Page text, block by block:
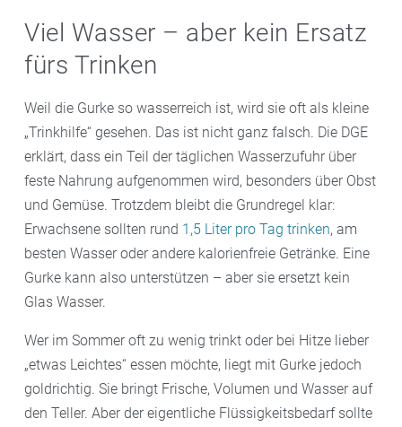
Viel Wasser – aber kein Ersatz
fürs Trinken
Weil die Gurke so wasserreich ist, wird sie oft als kleine
„Trinkhilfe“ gesehen. Das ist nicht ganz falsch. Die DGE
erklärt, dass ein Teil der täglichen Wasserzufuhr über
feste Nahrung aufgenommen wird, besonders über Obst
und Gemüse. Trotzdem bleibt die Grundregel klar:
Erwachsene sollten rund 1,5 Liter pro Tag trinken, am
besten Wasser oder andere kalorienfreie Getränke. Eine
Gurke kann also unterstützen – aber sie ersetzt kein
Glas Wasser.
Wer im Sommer oft zu wenig trinkt oder bei Hitze lieber
„etwas Leichtes“ essen möchte, liegt mit Gurke jedoch
goldrichtig. Sie bringt Frische, Volumen und Wasser auf
den Teller. Aber der eigentliche Flüssigkeitsbedarf sollte